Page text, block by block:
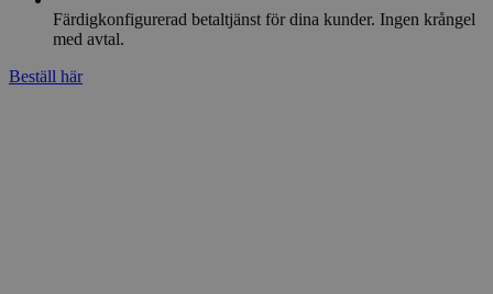
Färdigkonfigurerad betaltjänst för dina kunder. Ingen krångel
med avtal.
Beställ här